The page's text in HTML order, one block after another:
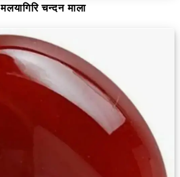
मलयागिरि चन्दन माला